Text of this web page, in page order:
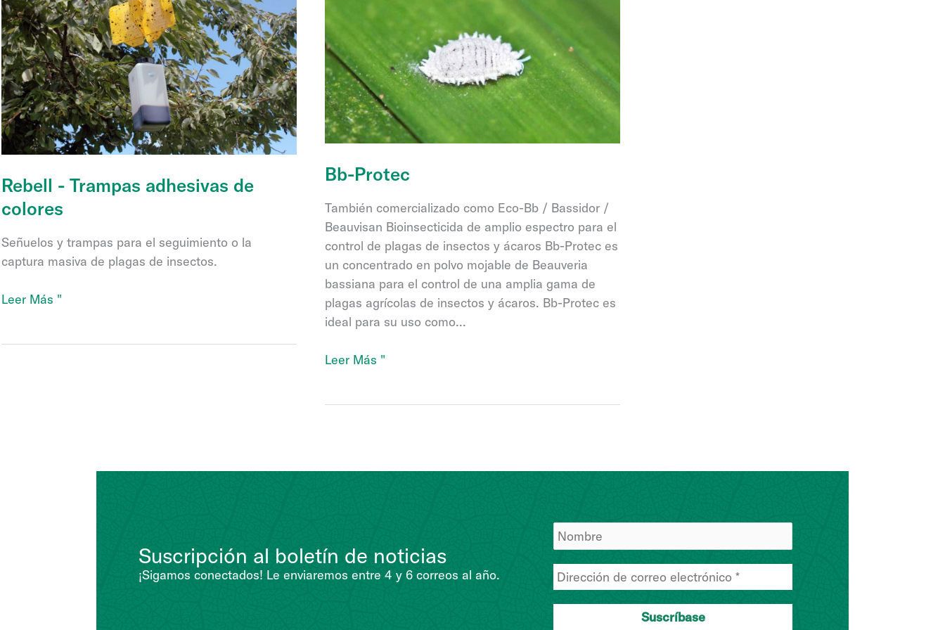
Rebell - Trampas adhesivas de
colores
Señuelos y trampas para el seguimiento o la
captura masiva de plagas de insectos.
Rebell
Leer Más "
Bb-Protec
También comercializado como Eco-Bb / Bassidor /
Beauvisan Bioinsecticida de amplio espectro para el
control de plagas de insectos y ácaros Bb-Protec es
un concentrado en polvo mojable de Beauveria
bassiana para el control de una amplia gama de
plagas agrícolas de insectos y ácaros. Bb-Protec es
ideal para su uso como...
Bb-
Leer Más "
Suscripción al boletín de noticias
¡Sigamos conectados! Le enviaremos entre 4 y 6 correos al año.